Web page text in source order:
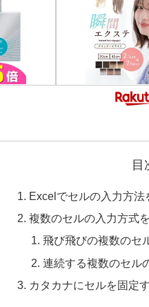
目
Excelでセルの入力方法
複数のセルの入力方式
飛び飛びの複数のセ
連続する複数のセル
カタカナにセルを固定